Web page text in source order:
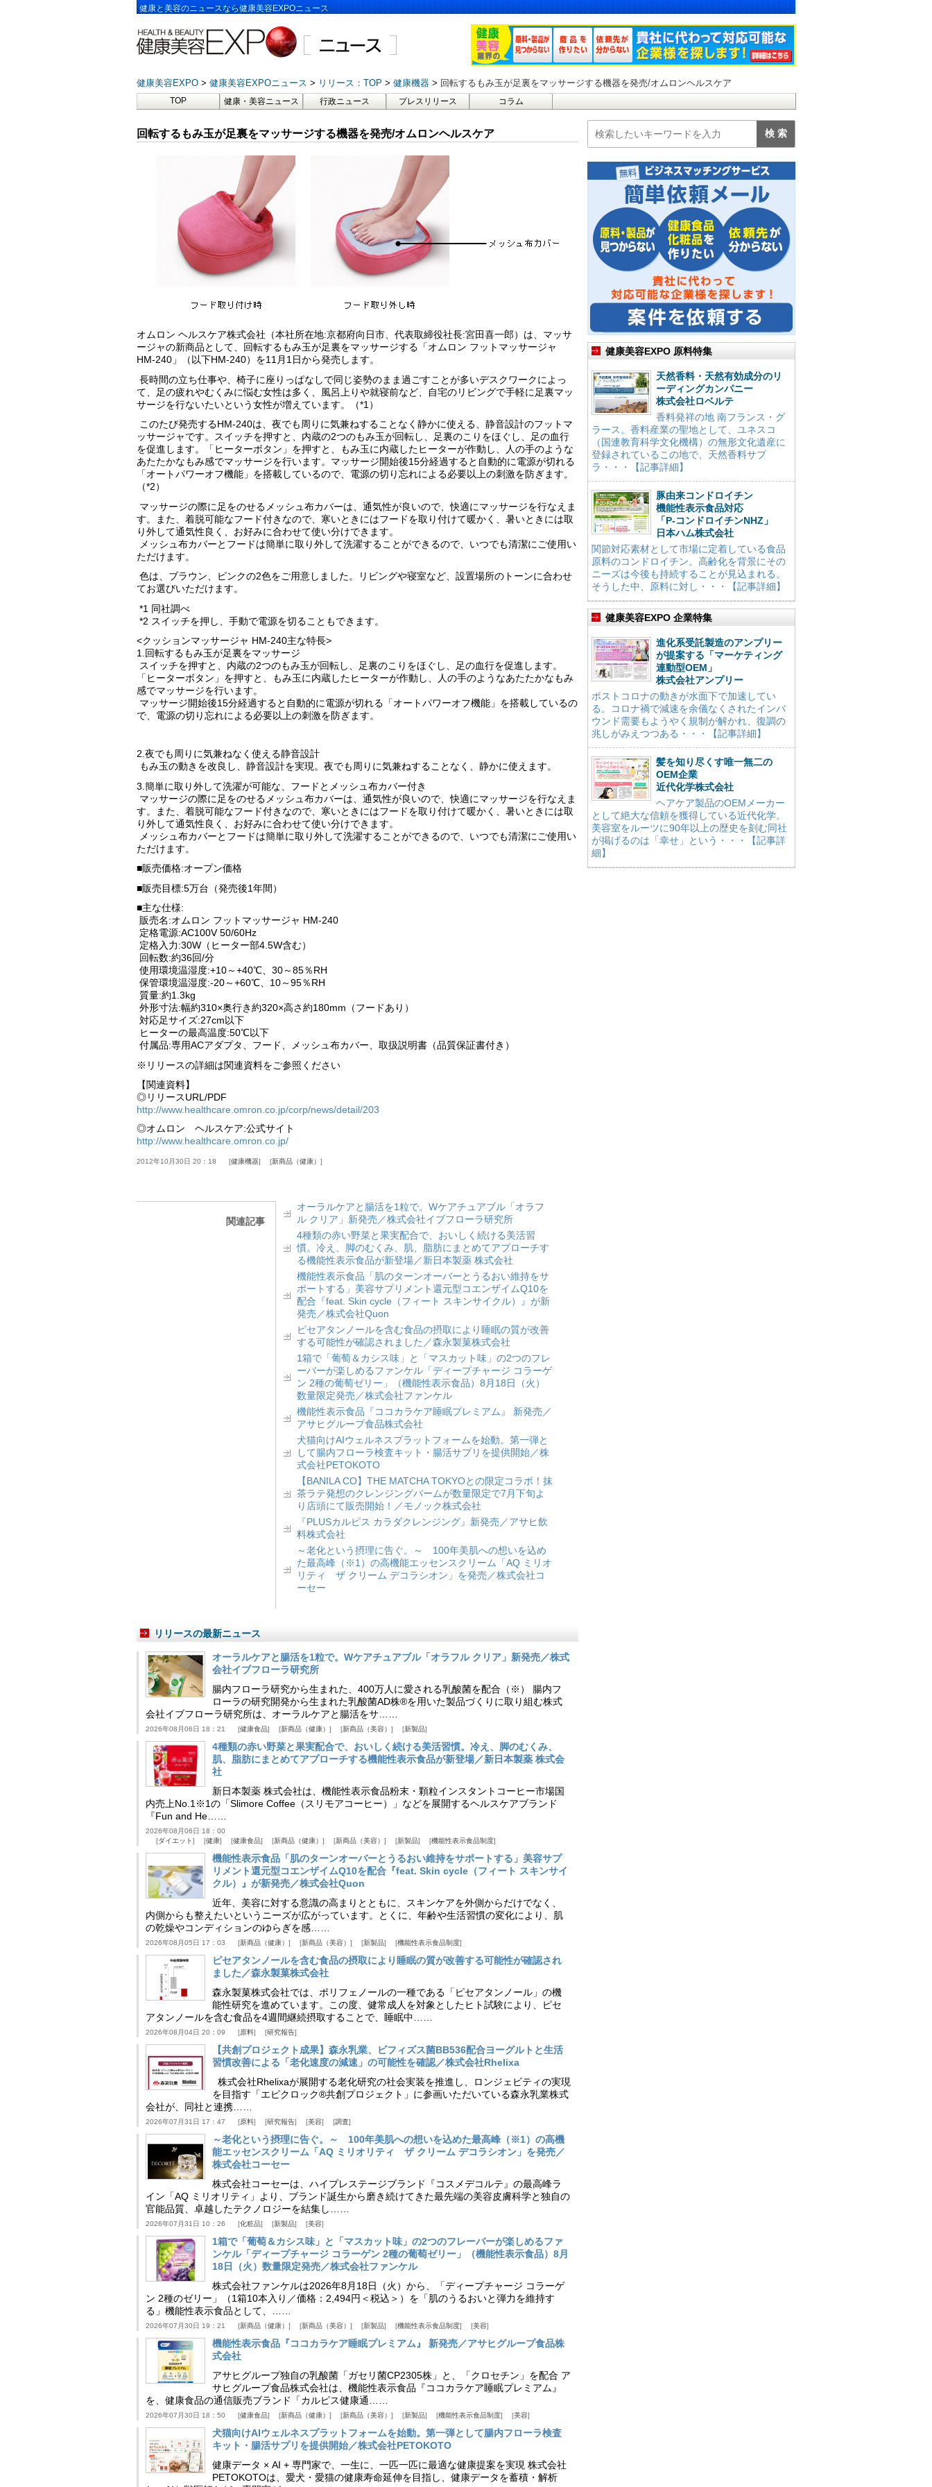
健康と美容のニュースなら健康美容EXPOニュース
健康美容EXPO 健康美容EXPOニュース リリース：TOP 健康機器 回転するもみ玉が足裏をマッサージする機器を発売/オムロンヘルスケア
TOP 健康・美容ニュース 行政ニュース プレスリリース コラム
回転するもみ玉が足裏をマッサージする機器を発売/オムロンヘルスケア
オムロン ヘルスケア株式会社（本社所在地:京都府向日市、代表取締役社長:宮田喜一郎）は、マッサ
ージャの新商品として、回転するもみ玉が足裏をマッサージする「オムロン フットマッサージャ
HM-240」（以下HM-240）を11月1日から発売します。
長時間の立ち仕事や、椅子に座りっぱなしで同じ姿勢のまま過ごすことが多いデスクワークによっ
て、足の疲れやむくみに悩む女性は多く、風呂上りや就寝前など、自宅のリビングで手軽に足裏マッ
サージを行ないたいという女性が増えています。（*1）
このたび発売するHM-240は、夜でも周りに気兼ねすることなく静かに使える、静音設計のフットマ
ッサージャです。スイッチを押すと、内蔵の2つのもみ玉が回転し、足裏のこりをほぐし、足の血行
を促進します。「ヒーターボタン」を押すと、もみ玉に内蔵したヒーターが作動し、人の手のような
あたたかなもみ感でマッサージを行います。マッサージ開始後15分経過すると自動的に電源が切れる
「オートパワーオフ機能」を搭載しているので、電源の切り忘れによる必要以上の刺激を防ぎます。
（*2）
マッサージの際に足をのせるメッシュ布カバーは、通気性が良いので、快適にマッサージを行なえま
す。また、着脱可能なフード付きなので、寒いときにはフードを取り付けて暖かく、暑いときには取
り外して通気性良く、お好みに合わせて使い分けできます。
メッシュ布カバーとフードは簡単に取り外して洗濯することができるので、いつでも清潔にご使用い
ただけます。
色は、ブラウン、ピンクの2色をご用意しました。リビングや寝室など、設置場所のトーンに合わせ
てお選びいただけます。
*1 同社調べ
*2 スイッチを押し、手動で電源を切ることもできます。
<クッションマッサージャ HM-240主な特長>
1.回転するもみ玉が足裏をマッサージ
スイッチを押すと、内蔵の2つのもみ玉が回転し、足裏のこりをほぐし、足の血行を促進します。
「ヒーターボタン」を押すと、もみ玉に内蔵したヒーターが作動し、人の手のようなあたたかなもみ
感でマッサージを行います。
マッサージ開始後15分経過すると自動的に電源が切れる「オートパワーオフ機能」を搭載しているの
で、電源の切り忘れによる必要以上の刺激を防ぎます。
2.夜でも周りに気兼ねなく使える静音設計
もみ玉の動きを改良し、静音設計を実現。夜でも周りに気兼ねすることなく、静かに使えます。
3.簡単に取り外して洗濯が可能な、フードとメッシュ布カバー付き
マッサージの際に足をのせるメッシュ布カバーは、通気性が良いので、快適にマッサージを行なえま
す。また、着脱可能なフード付きなので、寒いときにはフードを取り付けて暖かく、暑いときには取
り外して通気性良く、お好みに合わせて使い分けできます。
メッシュ布カバーとフードは簡単に取り外して洗濯することができるので、いつでも清潔にご使用い
ただけます。
■販売価格:オープン価格
■販売目標:5万台（発売後1年間）
■主な仕様:
販売名:オムロン フットマッサージャ HM-240
定格電源:AC100V 50/60Hz
定格入力:30W（ヒーター部4.5W含む）
回転数:約36回/分
使用環境温湿度:+10～+40℃、30～85％RH
保管環境温湿度:-20～+60℃、10～95％RH
質量:約1.3kg
外形寸法:幅約310×奥行き約320×高さ約180mm（フードあり）
対応足サイズ:27cm以下
ヒーターの最高温度:50℃以下
付属品:専用ACアダプタ、フード、メッシュ布カバー、取扱説明書（品質保証書付き）
※リリースの詳細は関連資料をご参照ください
【関連資料】
◎リリースURL/PDF
http://www.healthcare.omron.co.jp/corp/news/detail/203
◎オムロン ヘルスケア:公式サイト
http://www.healthcare.omron.co.jp/
2012年10月30日 20：18 健康機器 新商品（健康）
関連記事
オーラルケアと腸活を1粒で。Wケアチュアブル「オラフ
ル クリア」新発売／株式会社イブフローラ研究所
4種類の赤い野菜と果実配合で、おいしく続ける美活習
慣。冷え、脚のむくみ、肌、脂肪にまとめてアプローチす
る機能性表示食品が新登場／新日本製薬 株式会社
機能性表示食品「肌のターンオーバーとうるおい維持をサ
ポートする」美容サプリメント還元型コエンザイムQ10を
配合『feat. Skin cycle（フィート スキンサイクル）』が新
発売／株式会社Quon
ピセアタンノールを含む食品の摂取により睡眠の質が改善
する可能性が確認されました／森永製菓株式会社
1箱で「葡萄＆カシス味」と「マスカット味」の2つのフレ
ーバーが楽しめるファンケル「ディープチャージ コラーゲ
ン 2種の葡萄ゼリー」（機能性表示食品）8月18日（火）
数量限定発売／株式会社ファンケル
機能性表示食品『ココカラケア睡眠プレミアム』 新発売／
アサヒグループ食品株式会社
犬猫向けAIウェルネスプラットフォームを始動。第一弾と
して腸内フローラ検査キット・腸活サプリを提供開始／株
式会社PETOKOTO
【BANILA CO】THE MATCHA TOKYOとの限定コラボ！抹
茶ラテ発想のクレンジングバームが数量限定で7月下旬よ
り店頭にて販売開始！／モノック株式会社
『PLUSカルピス カラダクレンジング』新発売／アサヒ飲
料株式会社
～老化という摂理に告ぐ。～ 100年美肌への想いを込め
た最高峰（※1）の高機能エッセンスクリーム「AQ ミリオ
リティ ザ クリーム デコラシオン」を発売／株式会社コ
ーセー
リリースの最新ニュース
オーラルケアと腸活を1粒で。Wケアチュアブル「オラフル クリア」新発売／株式
会社イブフローラ研究所
腸内フローラ研究から生まれた、400万人に愛される乳酸菌を配合（※） 腸内フ
ローラの研究開発から生まれた乳酸菌AD株®を用いた製品づくりに取り組む株式
会社イブフローラ研究所は、オーラルケアと腸活をサ……
2026年08月06日 18：21 健康食品 新商品（健康） 新商品（美容） 新製品
4種類の赤い野菜と果実配合で、おいしく続ける美活習慣。冷え、脚のむくみ、
肌、脂肪にまとめてアプローチする機能性表示食品が新登場／新日本製薬 株式会
社
新日本製薬 株式会社は、機能性表示食品粉末・顆粒インスタントコーヒー市場国
内売上No.1※1の「Slimore Coffee（スリモアコーヒー）」などを展開するヘルスケアブランド
『Fun and He……
2026年08月06日 18：00
ダイエット
健康 健康食品 新商品（健康） 新商品（美容） 新製品 機能性表示食品制度
機能性表示食品「肌のターンオーバーとうるおい維持をサポートする」美容サプ
リメント還元型コエンザイムQ10を配合『feat. Skin cycle（フィート スキンサイ
クル）』が新発売／株式会社Quon
近年、美容に対する意識の高まりとともに、スキンケアを外側からだけでなく、
内側からも整えたいというニーズが広がっています。とくに、年齢や生活習慣の変化により、肌
の乾燥やコンディションのゆらぎを感……
2026年08月05日 17：03 新商品（健康） 新商品（美容） 新製品 機能性表示食品制度
ピセアタンノールを含む食品の摂取により睡眠の質が改善する可能性が確認され
ました／森永製菓株式会社
森永製菓株式会社では、ポリフェノールの一種である「ピセアタンノール」の機
能性研究を進めています。この度、健常成人を対象としたヒト試験により、ピセ
アタンノールを含む食品を4週間継続摂取することで、睡眠中……
2026年08月04日 20：09 原料 研究報告
【共創プロジェクト成果】森永乳業、ビフィズス菌BB536配合ヨーグルトと生活
習慣改善による「老化速度の減速」の可能性を確認／株式会社Rhelixa
株式会社Rhelixaが展開する老化研究の社会実装を推進し、ロンジェビティの実現
を目指す「エピクロック®共創プロジェクト」に参画いただいている森永乳業株式
会社が、同社と連携……
2026年07月31日 17：47 原料 研究報告 美容 調査
～老化という摂理に告ぐ。～ 100年美肌への想いを込めた最高峰（※1）の高機
能エッセンスクリーム「AQ ミリオリティ ザ クリーム デコラシオン」を発売／
株式会社コーセー
株式会社コーセーは、ハイプレステージブランド『コスメデコルテ』の最高峰ラ
イン「AQ ミリオリティ」より、ブランド誕生から磨き続けてきた最先端の美容皮膚科学と独自の
官能品質、卓越したテクノロジーを結集し……
2026年07月31日 10：26 化粧品 新製品 美容
1箱で「葡萄＆カシス味」と「マスカット味」の2つのフレーバーが楽しめるファ
ンケル「ディープチャージ コラーゲン 2種の葡萄ゼリー」（機能性表示食品）8月
18日（火）数量限定発売／株式会社ファンケル
株式会社ファンケルは2026年8月18日（火）から、「ディープチャージ コラーゲ
ン 2種のゼリー」（1箱10本入り／価格：2,494円＜税込＞）を「肌のうるおいと弾力を維持す
る」機能性表示食品として、……
2026年07月30日 19：21 新商品（健康） 新商品（美容） 新製品 機能性表示食品制度 美容
機能性表示食品『ココカラケア睡眠プレミアム』 新発売／アサヒグループ食品株
式会社
アサヒグループ独自の乳酸菌「ガセリ菌CP2305株」と、「クロセチン」を配合 ア
サヒグループ食品株式会社は、機能性表示食品『ココカラケア睡眠プレミアム』
を、健康食品の通信販売ブランド「カルピス健康通……
2026年07月30日 18：50 健康食品 新商品（健康） 新商品（美容） 新製品 機能性表示食品制度 美容
犬猫向けAIウェルネスプラットフォームを始動。第一弾として腸内フローラ検査
キット・腸活サプリを提供開始／株式会社PETOKOTO
健康データ × AI + 専門家で、一生に、一匹一匹に最適な健康提案を実現 株式会社
PETOKOTOは、愛犬・愛猫の健康寿命延伸を目指し、健康データを蓄積・解析
健康美容EXPO 原料特集
天然香料・天然有効成分のリ
ーディングカンパニー
株式会社ロベルテ
香料発祥の地 南フランス・グ
ラース。香料産業の聖地として、ユネスコ
（国連教育科学文化機構）の無形文化遺産に
登録されているこの地で、天然香料サプ
ラ・・・【記事詳細】
豚由来コンドロイチン
機能性表示食品対応
「P-コンドロイチンNHZ」
日本ハム株式会社
関節対応素材として市場に定着している食品
原料のコンドロイチン。高齢化を背景にその
ニーズは今後も持続することが見込まれる。
そうした中、原料に対し・・・【記事詳細】
健康美容EXPO 企業特集
進化系受託製造のアンプリー
が提案する「マーケティング
連動型OEM」
株式会社アンプリー
ポストコロナの動きが水面下で加速してい
る。コロナ禍で減速を余儀なくされたインバ
ウンド需要もようやく規制が解かれ、復調の
兆しがみえつつある・・・【記事詳細】
髪を知り尽くす唯一無二の
OEM企業
近代化学株式会社
ヘアケア製品のOEMメーカー
として絶大な信頼を獲得している近代化学。
美容室をルーツに90年以上の歴史を刻む同社
が掲げるのは「幸せ」という・・・【記事詳
細】